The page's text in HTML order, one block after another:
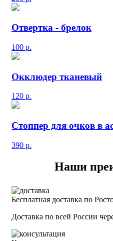
Отвертка - брелок
100 р.
Окклюдер тканевый
120 р.
Стоппер для очков в
390 р.
Наши
Бесплатная доставка по
Доставка по всей России